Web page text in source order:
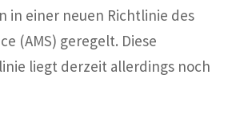
in einer neuen Richtlinie des
(AMS) geregelt. Diese
liegt derzeit allerdings noch